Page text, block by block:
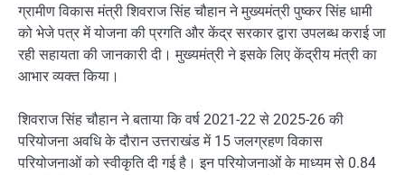
ग्रामीण विकास मंत्री शिवराज सिंह चौहान ने मुख्यमंत्री पुष्कर सिंह धामी
को भेजे पत्र में योजना की प्रगति और केंद्र सरकार द्वारा उपलब्ध कराई जा
रही सहायता की जानकारी दी। मुख्यमंत्री ने इसके लिए केंद्रीय मंत्री का
आभार व्यक्त किया।
शिवराज सिंह चौहान ने बताया कि वर्ष 2021-22 से 2025-26 की
परियोजना अवधि के दौरान उत्तराखंड में 15 जलग्रहण विकास
परियोजनाओं को स्वीकृति दी गई है। इन परियोजनाओं के माध्यम से 0.84